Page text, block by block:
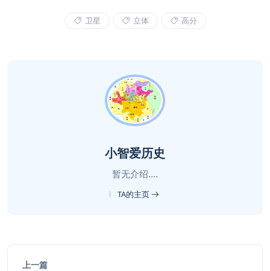
卫星 立体 高分
小智爱历史
暂无介绍....
TA的主页
上一篇